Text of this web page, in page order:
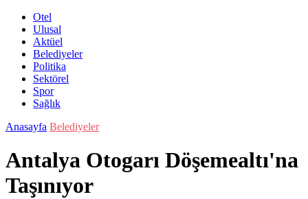
Otel
Ulusal
Aktüel
Belediyeler
Politika
Sektörel
Spor
Sağlık
Anasayfa Belediyeler
Antalya Otogarı Döşemealtı'na
Taşınıyor